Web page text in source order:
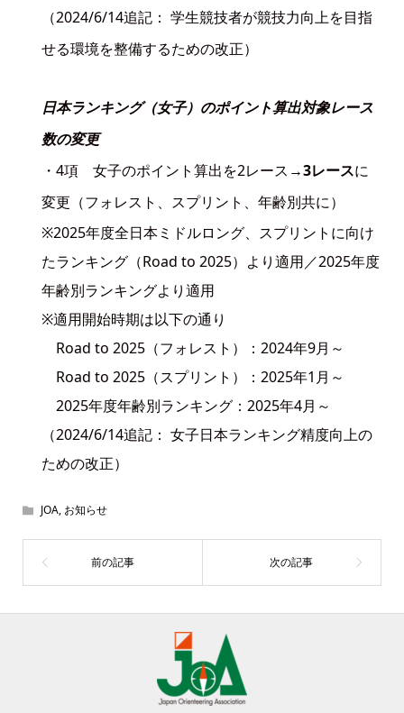
（2024/6/14追記： 学生競技者が競技力向上を目指
せる環境を整備するための改正）
日本ランキング（女子）のポイント算出対象レース
数の変更
・4項 女子のポイント算出を2レース→3レースに
変更（フォレスト、スプリント、年齢別共に）
※2025年度全日本ミドルロング、スプリントに向け
たランキング（Road to 2025）より適用／2025年度
年齢別ランキングより適用
※適用開始時期は以下の通り
Road to 2025（フォレスト）：2024年9月～
Road to 2025（スプリント）：2025年1月～
2025年度年齢別ランキング：2025年4月～
（2024/6/14追記： 女子日本ランキング精度向上の
ための改正）
JOA, お知らせ